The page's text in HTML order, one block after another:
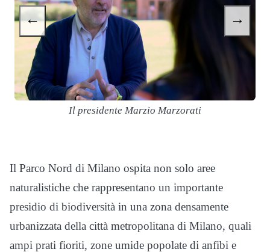
Il presidente Marzio Marzorati
← →
Il Parco Nord di Milano ospita non solo aree
naturalistiche che rappresentano un importante
presidio di biodiversità in una zona densamente
urbanizzata della città metropolitana di Milano, quali
ampi prati fioriti, zone umide popolate di anfibi e